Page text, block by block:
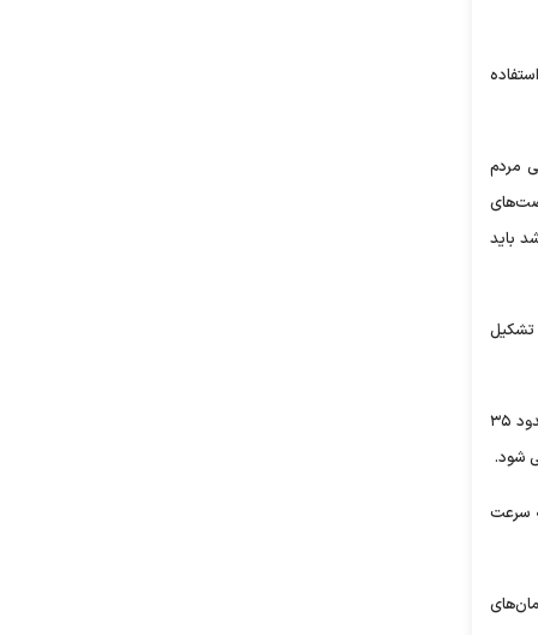
ایران و ثبات اقتصاد دانستند و افزودند: سیاست‌های اصل ۴۴ که با استفاده
مردم
باید
تشکیل
ایشان در توصیه‌ای دیگر به مسئولان، توجه و عمل به برنامه هفتم را ضروری خواندند و گفتند: بر اساس گزارش‌ها، متوسط عمل به شش برنامه قبلی حدود ۳۵
شود.
سرعت